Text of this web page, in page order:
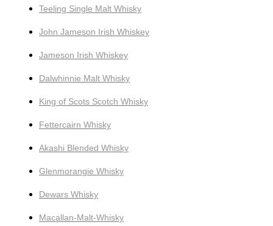
Teeling Single Malt Whisky
John Jameson Irish Whiskey
Jameson Irish Whiskey
Dalwhinnie Malt Whisky
King of Scots Scotch Whisky
Fettercairn Whisky
Akashi Blended Whisky
Glenmorangie Whisky
Dewars Whisky
Macallan-Malt-Whisky